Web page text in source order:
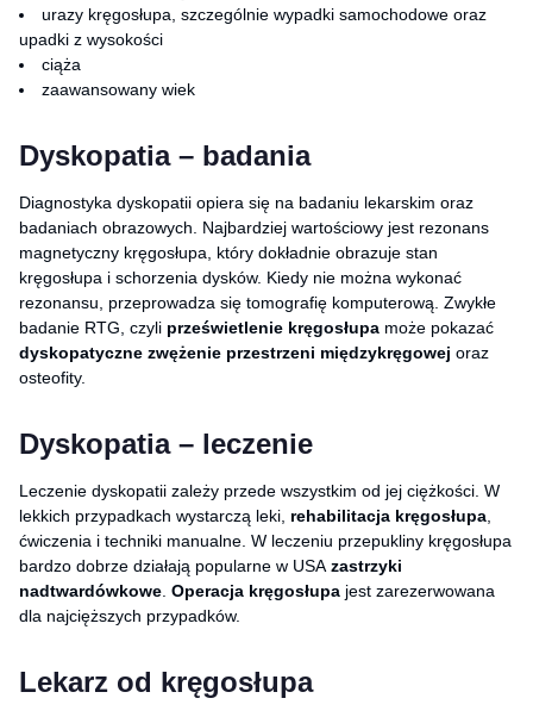
urazy kręgosłupa, szczególnie wypadki samochodowe oraz
upadki z wysokości
ciąża
zaawansowany wiek
Dyskopatia – badania
Diagnostyka dyskopatii opiera się na badaniu lekarskim oraz
badaniach obrazowych. Najbardziej wartościowy jest rezonans
magnetyczny kręgosłupa, który dokładnie obrazuje stan
kręgosłupa i schorzenia dysków. Kiedy nie można wykonać
rezonansu, przeprowadza się tomografię komputerową. Zwykłe
badanie RTG, czyli prześwietlenie kręgosłupa może pokazać
dyskopatyczne zwężenie przestrzeni międzykręgowej oraz
osteofity.
Dyskopatia – leczenie
Leczenie dyskopatii zależy przede wszystkim od jej ciężkości. W
lekkich przypadkach wystarczą leki, rehabilitacja kręgosłupa
ćwiczenia i techniki manualne. W leczeniu przepukliny kręgosłupa
bardzo dobrze działają popularne w USA zastrzyki
nadtwardówkowe Operacja kręgosłupa jest zarezerwowana
dla najcięższych przypadków.
Lekarz od kręgosłupa